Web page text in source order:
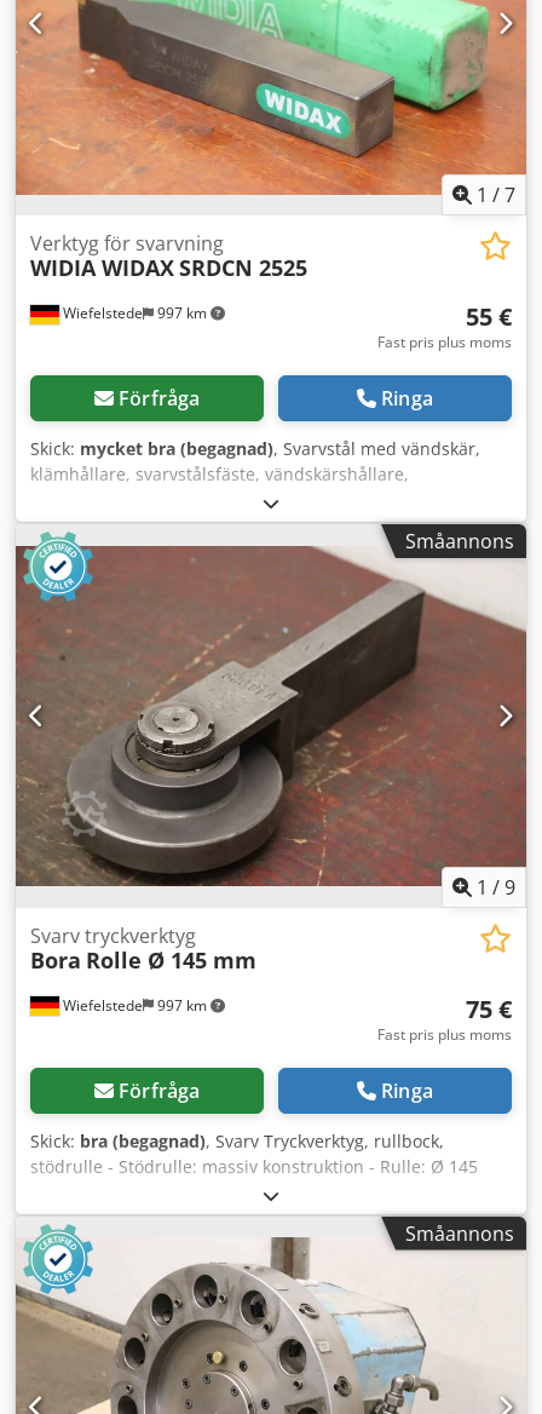
1 /7
Wiefelstede 997 km
Verktyg för svarvning
WIDIA WIDAXSRDCN 2525
55 €
Fast pris plus moms
Förfråga Ringa
Skick: mycket bra (begagnad), Svarvstål med vändskär,
klämhållare, svarvstålsfäste, vändskärshållare,
svarvlingsstång, vändskärsstål, -Tillverkare: WIDIA WIDAX,
klämhållare för svarvstål -Typ: WIDAX SRDCN 2525 Dcjdpfx
Aljrkp N As Rsk -Kartongens mått: 150/25/H25 mm -Vikt: 0,6
kg
Småannons
1 /9
Wiefelstede 997 km
Svarv tryckverktyg
Bora Rolle Ø 145 mm
75 €
Fast pris plus moms
Förfråga Ringa
Skick: bra (begagnad), Svarv Tryckverktyg, rullbock,
stödrulle - Stödrulle: massiv konstruktion - Rulle: Ø 145
mm - Fyrkant: 73 x 26 mm, inspänningslängd 180 mm -
Antal: 1x rullbock tillgänglig - Mått: 350/145/85 mm
Dedjwvfwgspfx Al Reck - Vikt: 8,4 kg/st.
Småannons